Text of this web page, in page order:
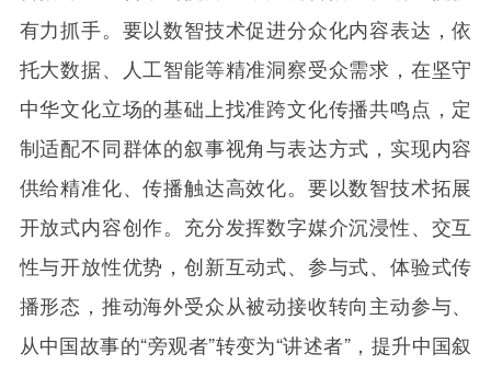
有力抓手。要以数智技术促进分众化内容表达，依
托大数据、人工智能等精准洞察受众需求，在坚守
中华文化立场的基础上找准跨文化传播共鸣点，定
制适配不同群体的叙事视角与表达方式，实现内容
供给精准化、传播触达高效化。要以数智技术拓展
开放式内容创作。充分发挥数字媒介沉浸性、交互
性与开放性优势，创新互动式、参与式、体验式传
播形态，推动海外受众从被动接收转向主动参与、
从中国故事的“旁观者”转变为“讲述者”，提升中国叙